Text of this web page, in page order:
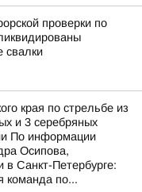
проверки по
свалки
края по стрельбе из
и 3 серебряных
По информации
Осипова,
Санкт-Петербурге:
команда по...